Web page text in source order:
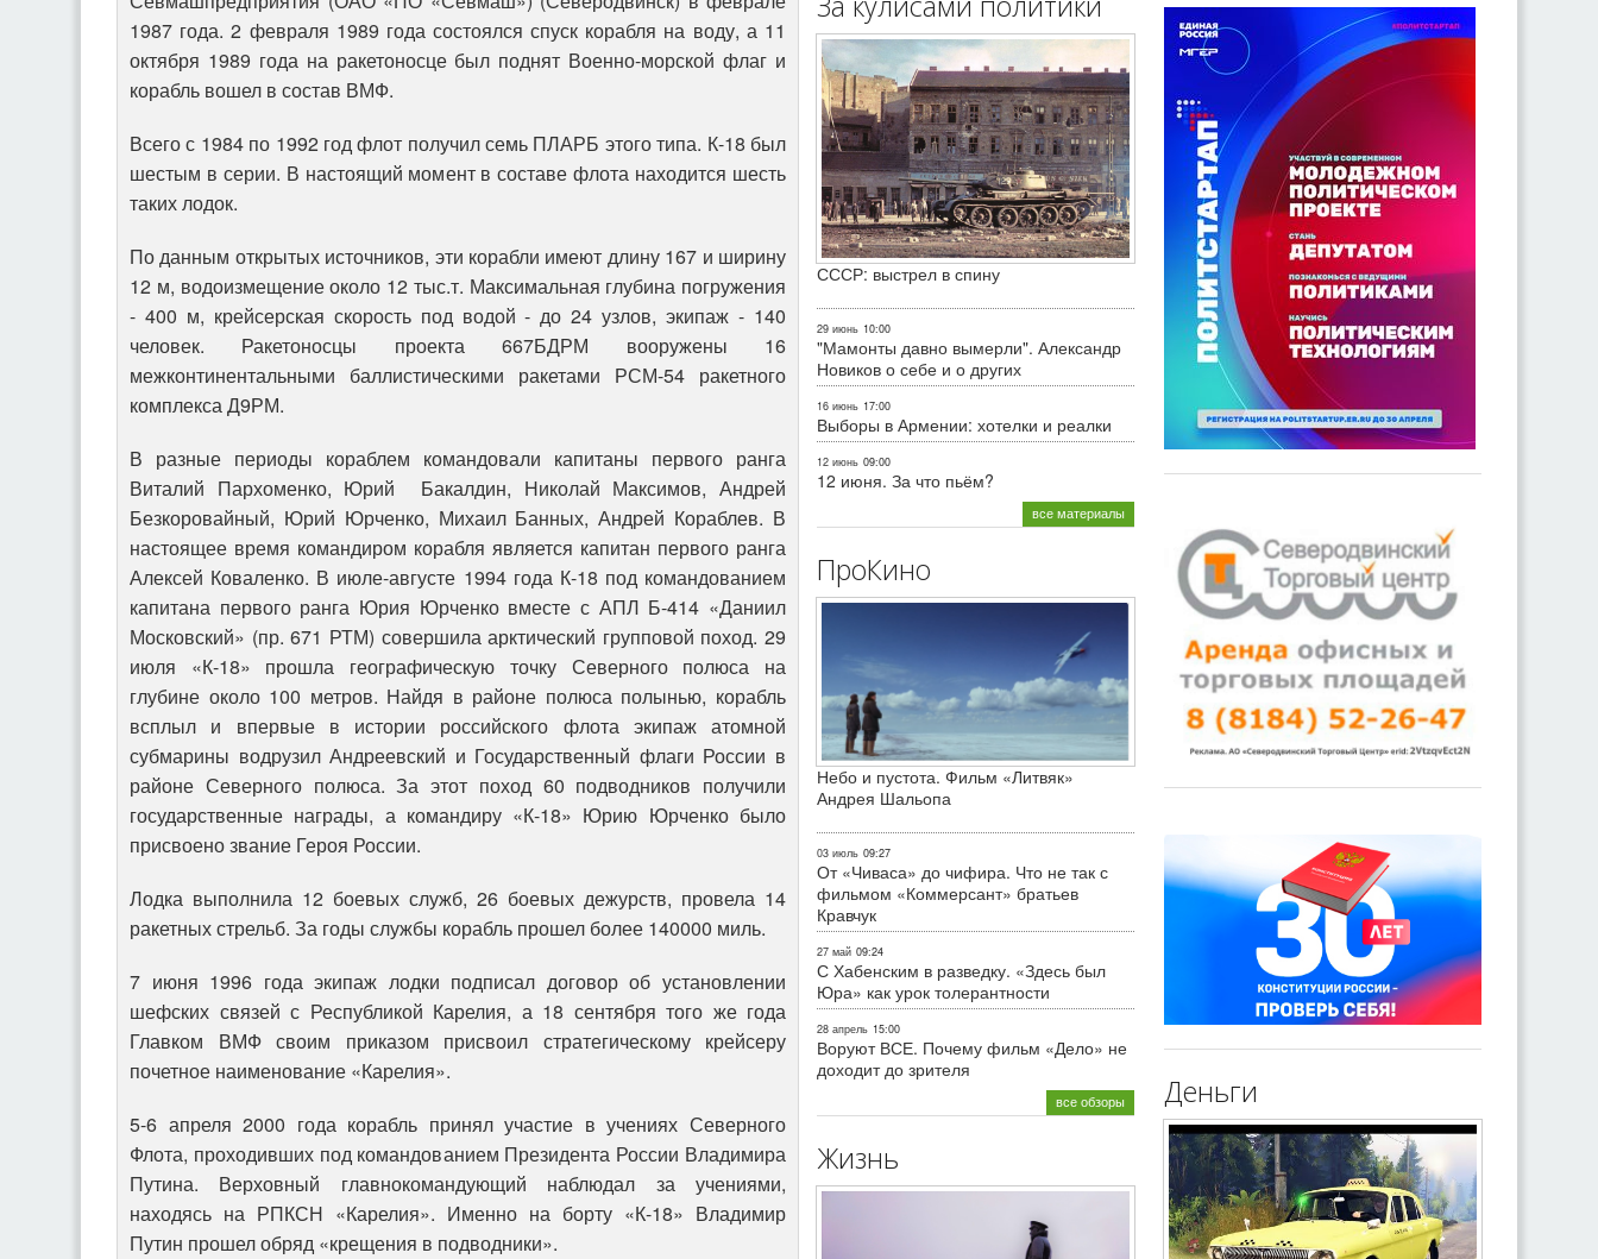
1987 года. 2 февраля 1989 года состоялся спуск корабля на воду, а 11
октября 1989 года на ракетоносце был поднят Военно-морской флаг и
корабль вошел в состав ВМФ.
Всего с 1984 по 1992 год флот получил семь ПЛАРБ этого типа. К-18 был
шестым в серии. В настоящий момент в составе флота находится шесть
таких лодок.
По данным открытых источников, эти корабли имеют длину 167 и ширину
12 м, водоизмещение около 12 тыс.т. Максимальная глубина погружения
- 400 м, крейсерская скорость под водой - до 24 узлов, экипаж - 140
человек. Ракетоносцы проекта 667БДРМ вооружены 16
межконтинентальными баллистическими ракетами РСМ-54 ракетного
комплекса Д9РМ.
В разные периоды кораблем командовали капитаны первого ранга
Виталий Пархоменко, Юрий Бакалдин, Николай Максимов, Андрей
Безкоровайный, Юрий Юрченко, Михаил Банных, Андрей Кораблев. В
настоящее время командиром корабля является капитан первого ранга
Алексей Коваленко. В июле-августе 1994 года К-18 под командованием
капитана первого ранга Юрия Юрченко вместе с АПЛ Б-414 «Даниил
Московский» (пр. 671 РТМ) совершила арктический групповой поход. 29
июля «К-18» прошла географическую точку Северного полюса на
глубине около 100 метров. Найдя в районе полюса полынью, корабль
всплыл и впервые в истории российского флота экипаж атомной
субмарины водрузил Андреевский и Государственный флаги России в
районе Северного полюса. За этот поход 60 подводников получили
государственные награды, а командиру «К-18» Юрию Юрченко было
присвоено звание Героя России.
Лодка выполнила 12 боевых служб, 26 боевых дежурств, провела 14
ракетных стрельб. За годы службы корабль прошел более 140000 миль.
7 июня 1996 года экипаж лодки подписал договор об установлении
шефских связей с Республикой Карелия, а 18 сентября того же года
Главком ВМФ своим приказом присвоил стратегическому крейсеру
почетное наименование «Карелия».
5-6 апреля 2000 года корабль принял участие в учениях Северного
Флота, проходивших под командованием Президента России Владимира
Путина. Верховный главнокомандующий наблюдал за учениями,
находясь на РПКСН «Карелия». Именно на борту «К-18» Владимир
Путин прошел обряд «крещения в подводники».
СССР: выстрел в спину
29 июнь 10:00
"Мамонты давно вымерли". Александр
Новиков о себе и о других
16 июнь 17:00
Выборы в Армении: хотелки и реалки
12 июнь 09:00
12 июня. За что пьём?
все материалы
ПроКино
Небо и пустота. Фильм «Литвяк»
Андрея Шальопа
03 июль 09:27
От «Чиваса» до чифира. Что не так с
фильмом «Коммерсант» братьев
Кравчук
27 май 09:24
С Хабенским в разведку. «Здесь был
Юра» как урок толерантности
28 апрель 15:00
Воруют ВСЕ. Почему фильм «Дело» не
доходит до зрителя
все обзоры
Жизнь
Деньги